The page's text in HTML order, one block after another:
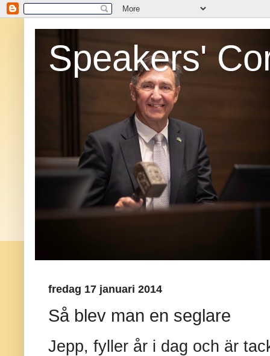
Speakers'
fredag 17 januari 2014
Så blev man en seglare
Jepp, fyller år i dag och är